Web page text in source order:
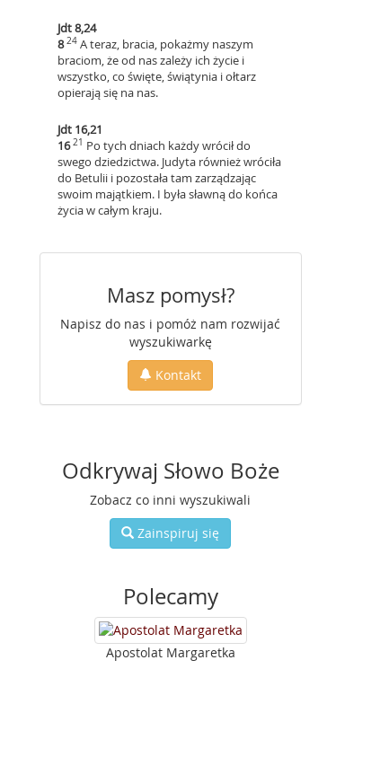
Jdt 8,24
824 A teraz, bracia, pokażmy naszym
braciom, że od nas zależy ich życie i
wszystko, co święte, świątynia i ołtarz
opierają się na nas.
Jdt 16,21
1621 Po tych dniach każdy wrócił do
swego dziedzictwa. Judyta również wróciła
do Betulii i pozostała tam zarządzając
swoim majątkiem. I była sławną do końca
życia w całym kraju.
Masz pomysł?
Napisz do nas i pomóż nam rozwijać
wyszukiwarkę
Kontakt
Odkrywaj Słowo Boże
Zobacz co inni wyszukiwali
Zainspiruj się
Polecamy
Apostolat Margaretka